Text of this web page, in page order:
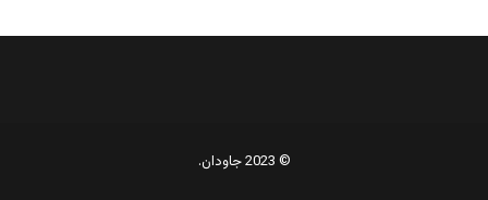
© 2023 جاودان.